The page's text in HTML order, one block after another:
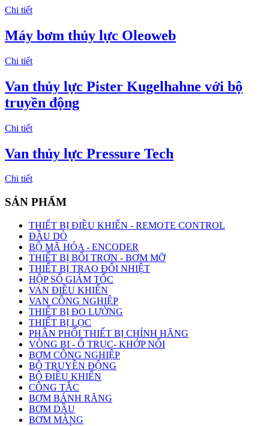
Chi tiết
Máy bơm thủy lực Oleoweb
Chi tiết
Van thủy lực Pister Kugelhahne với bộ
truyền động
Chi tiết
Van thủy lực Pressure Tech
Chi tiết
SẢN PHẨM
THIẾT BỊ ĐIỀU KHIỂN - REMOTE CONTROL
ĐẦU DÒ
BỘ MÃ HÓA - ENCODER
THIẾT BỊ BÔI TRƠN - BƠM MỠ
THIẾT BỊ TRAO ĐỔI NHIỆT
HỘP SỐ GIẢM TỐC
VAN ĐIỀU KHIỂN
VAN CÔNG NGHIỆP
THIẾT BỊ ĐO LƯỜNG
THIẾT BỊ LỌC
PHÂN PHỐI THIẾT BỊ CHÍNH HÃNG
VÒNG BI - Ổ TRỤC- KHỚP NỐI
BƠM CÔNG NGHIỆP
BỘ TRUYỀN ĐỘNG
BỘ ĐIỀU KHIỂN
CÔNG TẮC
BƠM BÁNH RĂNG
BƠM DẦU
BƠM MÀNG